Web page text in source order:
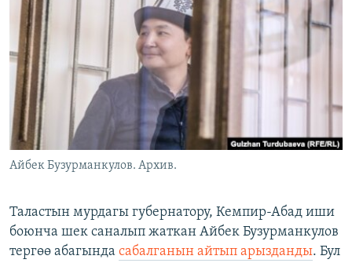
ЭЖЕ-СИҢДИЛЕР
АЗАТТЫК+
ЫҢГАЙСЫЗ СУРООЛОР
ОНЛАЙН ШЕРИНЕ
ЭЕ/АРнун бардык сайттары
Айбек Бузурманкулов. Архив.
Таластын мурдагы губернатору, Кемпир-Абад иши
боюнча шек саналып жаткан Айбек Бузурманкулов
тергөө абагында сабалганын айтып арызданды. Бул